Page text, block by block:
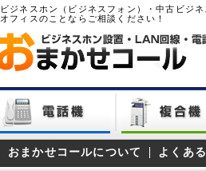
ビジネスホン（ビジネスフォン）・中古ビジ
オフィスのことならご相談ください！
おまかせコールについて よくあ